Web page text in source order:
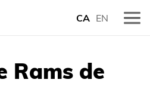
CA EN
Rams de